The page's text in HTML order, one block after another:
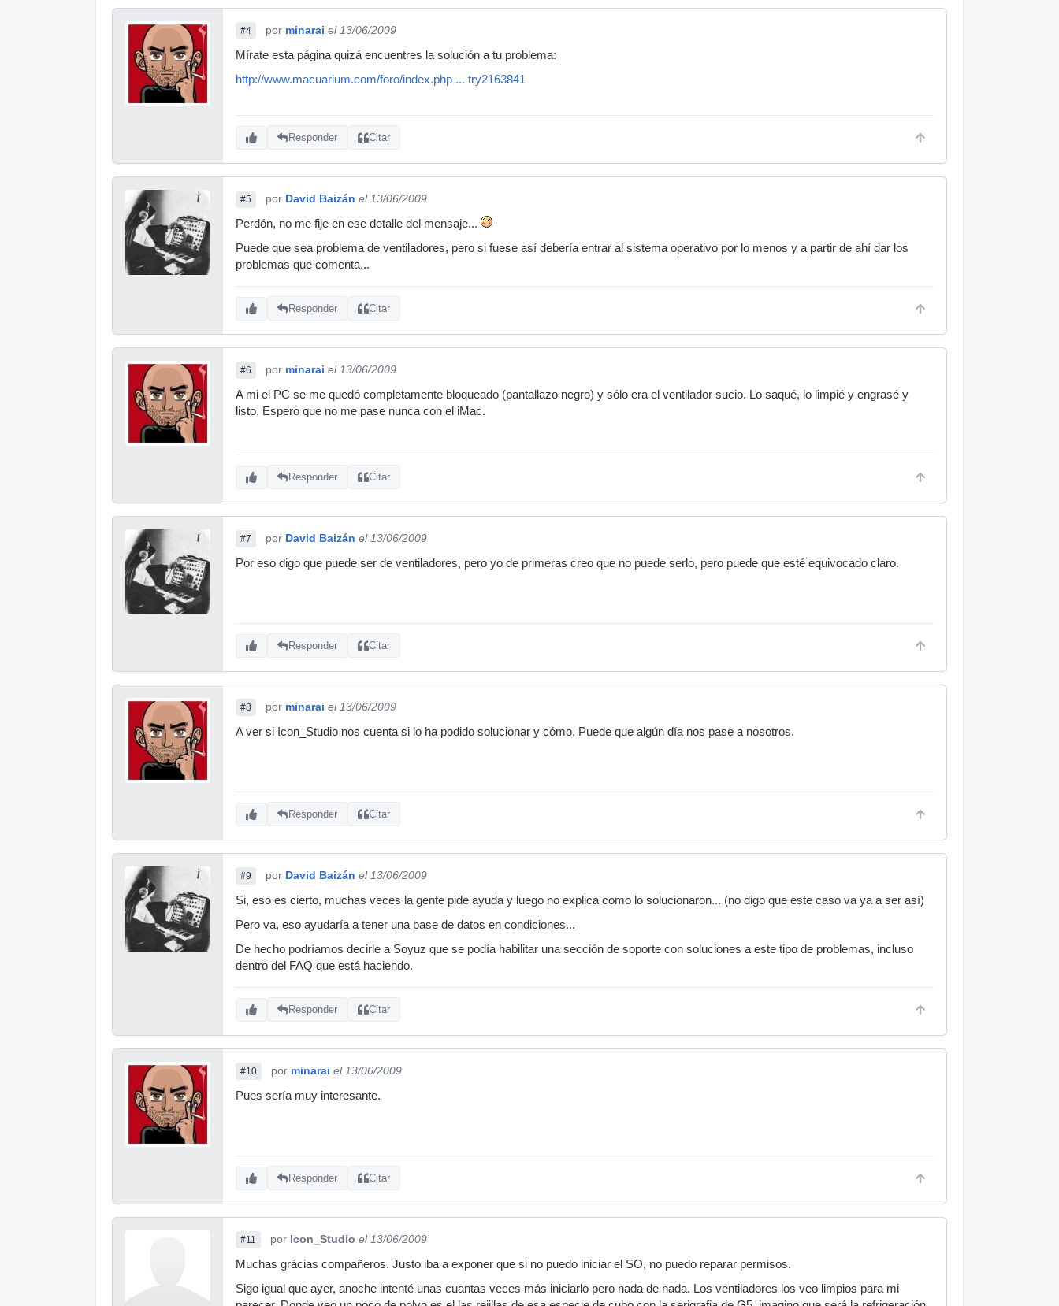
#4 por minarai el 13/06/2009
Mírate esta página quizá encuentres la solución a tu problema:
http://www.macuarium.com/foro/index.php ... try2163841
Responder Citar
#5 por David Baizán el 13/06/2009
Perdón, no me fije en ese detalle del mensaje...
Puede que sea problema de ventiladores, pero si fuese así debería entrar al sistema operativo por lo menos y a partir de ahí dar los
problemas que comenta...
Responder Citar
#6 por minarai el 13/06/2009
A mi el PC se me quedó completamente bloqueado (pantallazo negro) y sólo era el ventilador sucio. Lo saqué, lo limpié y engrasé y
listo. Espero que no me pase nunca con el iMac.
Responder Citar
#7 por David Baizán el 13/06/2009
Por eso digo que puede ser de ventiladores, pero yo de primeras creo que no puede serlo, pero puede que esté equivocado claro.
Responder Citar
#8 por minarai el 13/06/2009
A ver si Icon_Studio nos cuenta si lo ha podido solucionar y cómo. Puede que algún día nos pase a nosotros.
Responder Citar
#9 por David Baizán el 13/06/2009
Si, eso es cierto, muchas veces la gente pide ayuda y luego no explica como lo solucionaron... (no digo que este caso va ya a ser así)
Pero va, eso ayudaría a tener una base de datos en condiciones...
De hecho podríamos decirle a Soyuz que se podía habilitar una sección de soporte con soluciones a este tipo de problemas, incluso
dentro del FAQ que está haciendo.
Responder Citar
#10 por minarai el 13/06/2009
Pues sería muy interesante.
Responder Citar
#11 por Icon_Studio el 13/06/2009
Muchas grácias compañeros. Justo iba a exponer que si no puedo iniciar el SO, no puedo reparar permisos.
Sigo igual que ayer, anoche intenté unas cuantas veces más iniciarlo pero nada de nada. Los ventiladores los veo limpios para mi